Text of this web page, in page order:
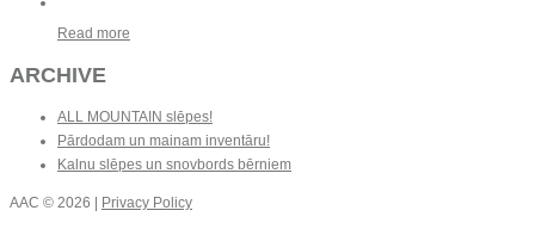
Read more
ARCHIVE
ALL MOUNTAIN slēpes!
Pārdodam un mainam inventāru!
Kalnu slēpes un snovbords bērniem
AAC © 2026 | Privacy Policy